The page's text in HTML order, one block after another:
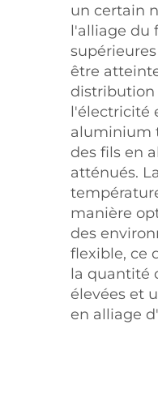
un certain
l'alliage du
être
distribution
l'électricité
aluminium
des fils en
atténués.
manière
des
flexible, ce
la quantité
élevées et
en alliage